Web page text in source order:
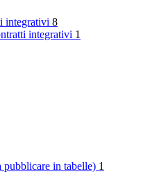
integrativi 8
integrativi 1
in tabelle) 1